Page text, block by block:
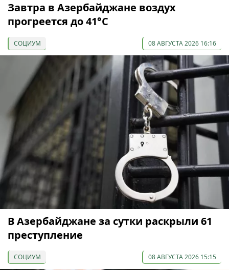
Завтра в Азербайджане воздух
прогреется до 41°С
СОЦИУМ 08 АВГУСТА 2026 16:16
В Азербайджане за сутки раскрыли 61
преступление
СОЦИУМ 08 АВГУСТА 2026 15:15